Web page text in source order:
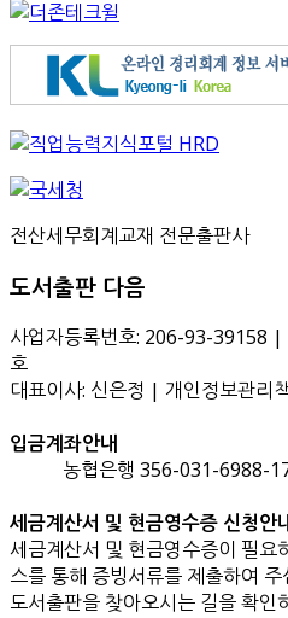
전산세무회계교재 전문출판사
도서출판 다음
사업자등록번호: 206-93-39158
호
대표이사: 신은정 | 개인정보관리
입금계좌안내
농협은행 356-031-6988-
세금계산서 및 현금영수증 신청안
세금계산서 및 현금영수증이 필요
스를 통해 증빙서류를 제출하여 주
도서출판을 찾아오시는 길을 확인